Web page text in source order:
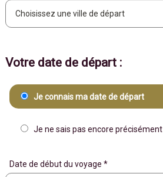
Votre date de départ :
Je connais ma date de départ
Je ne sais pas encore précisément
Date de début du voyage *